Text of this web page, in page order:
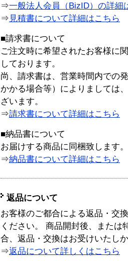
⇒一般法人会員（BizID）の詳細
⇒ 見積書について詳細はこちら
■請求書について
ご注文時に希望されたお客様に
しております。
尚、請求書は、営業時間内での
かかる場合等）によりましては
ざいます。
⇒請求書について詳細はこちら
■納品書について
お届けする商品に同梱致します。
⇒納品書について詳細はこちら
返品について
お客様のご都合による返品・交
ください。 商品開封後、または
合、返品・交換はお受けいたし
⇒返品について詳しくはこちら